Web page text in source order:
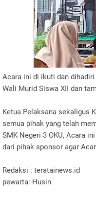
Acara ini di ikuti dan dihadiri
Wali Murid Siswa XII dan
Ketua Pelaksana sekaligus
semua pihak yang telah
SMK Negeri 3 OKU, Acara
dari pihak sponsor agar
Redaksi : teratainews.id
pewarta: Husin